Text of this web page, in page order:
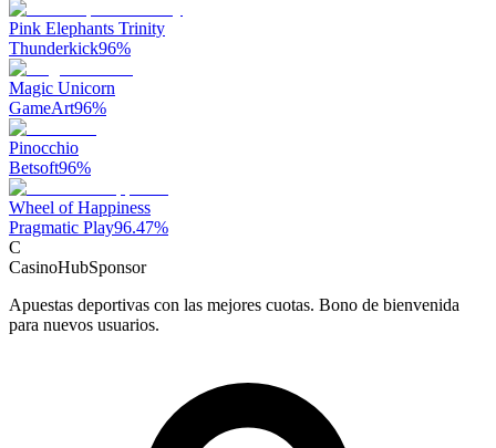
Pink Elephants Trinity
Thunderkick96%
Magic Unicorn
GameArt96%
Pinocchio
Betsoft96%
Wheel of Happiness
Pragmatic Play96.47%
C
CasinoHubSponsor
Apuestas deportivas con las mejores cuotas. Bono de bienvenida
para nuevos usuarios.